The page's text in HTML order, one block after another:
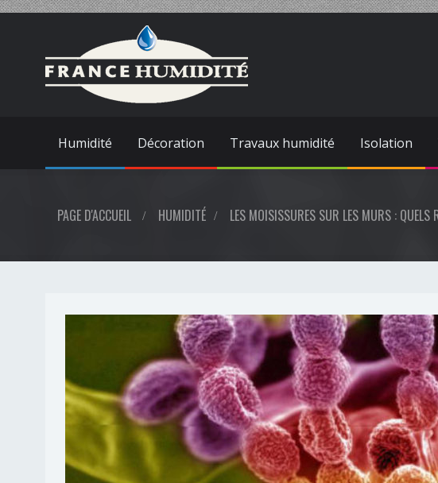
Humidité Décoration Travaux humidité Isolation
PAGE D'ACCUEIL HUMIDITÉ LES MOISISSURES SUR LES MURS : QUELS